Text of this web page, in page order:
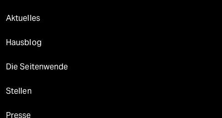
Aktuelles
Hausblog
Die Seitenwende
Stellen
Presse